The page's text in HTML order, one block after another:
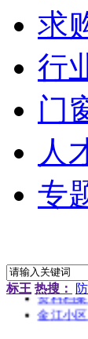
求
行
门
人
专
标王 热搜：
南京通
资料档
金江小